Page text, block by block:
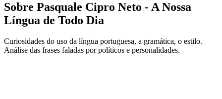
Sobre Pasquale Cipro Neto - A Nossa
Língua de Todo Dia
Curiosidades do uso da língua portuguesa, a gramática, o estilo.
Análise das frases faladas por políticos e personalidades.